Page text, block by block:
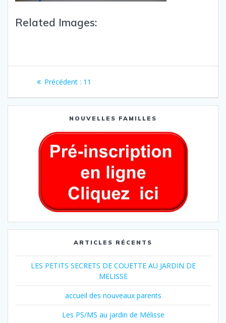
Related Images:
Précédent : 11
NOUVELLES FAMILLES
ARTICLES RÉCENTS
LES PETITS SECRETS DE COUETTE AU JARDIN DE
MELISSE
accueil des nouveaux parents
Les PS/MS au jardin de Mélisse